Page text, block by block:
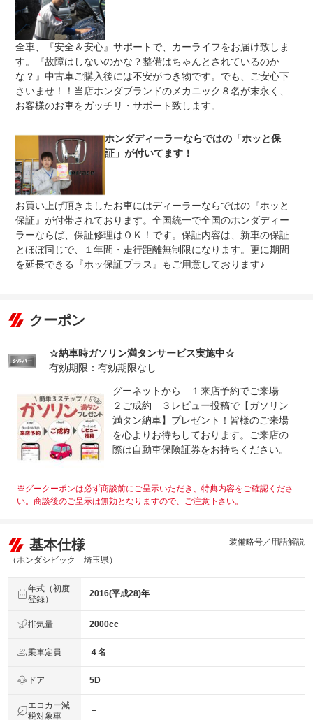
保証修理
受付先
-
法定整備
整備付 法定12ヶ月または法定24ヶ月点検整備付
※車検なし・車検整備付の場合は法定24ヶ月点検整備付
※商用車は6ヶ月または12ヶ月点検整備付
法定整備
について
-
全車、『安全＆安心』サポートで、カーライフをお届け致しま
す。『故障はしないのかな？整備はちゃんとされているのか
な？』中古車ご購入後には不安がつき物です。でも、ご安心下
さいませ！！当店ホンダブランドのメカニック８名が末永く、
お客様のお車をガッチリ・サポート致します。
ホンダディーラーならではの「ホッと保
証」が付いてます！
お買い上げ頂きましたお車にはディーラーならではの『ホッと
保証』が付帯されております。全国統一で全国のホンダディー
ラーならば、保証修理はＯＫ！です。保証内容は、新車の保証
とほぼ同じで、１年間・走行距離無制限になります。更に期間
を延長できる『ホッ保証プラス』もご用意しております♪
クーポン
☆納車時ガソリン満タンサービス実施中☆
有効期限：有効期限なし
グーネットから １来店予約でご来場
２ご成約 ３レビュー投稿で【ガソリン
満タン納車】プレゼント！皆様のご来場
を心よりお待ちしております。ご来店の
際は自動車保険証券をお持ちください。
※グークーポンは必ず商談前にご呈示いただき、特典内容をご確認くださ
い。商談後のご呈示は無効となりますので、ご注意下さい。
基本仕様
（ホンダシビック 埼玉県）
装備略号／用語解説
年式（初度
登録）
2016(平成28)年
排気量 2000cc
乗車定員 ４名
ドア 5D
エコカー減
税対象車
－